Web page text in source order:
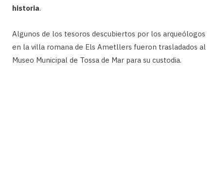
historia.
Algunos de los tesoros descubiertos por los arqueólogos
en la villa romana de Els Ametllers fueron trasladados al
Museo Municipal de Tossa de Mar para su custodia.